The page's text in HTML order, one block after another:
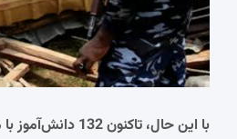
با این حال، تاکنون 132 دانش‌آموز با موفقیت نجات یافته و برای معالجه به بیمارستان اعزام شده‌اند.